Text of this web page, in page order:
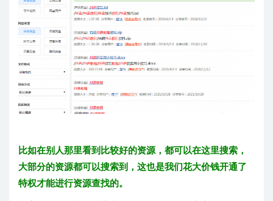
比如在别人那里看到比较好的资源，都可以在这里搜索，
大部分的资源都可以搜索到，这也是我们花大价钱开通了
特权才能进行资源查找的。